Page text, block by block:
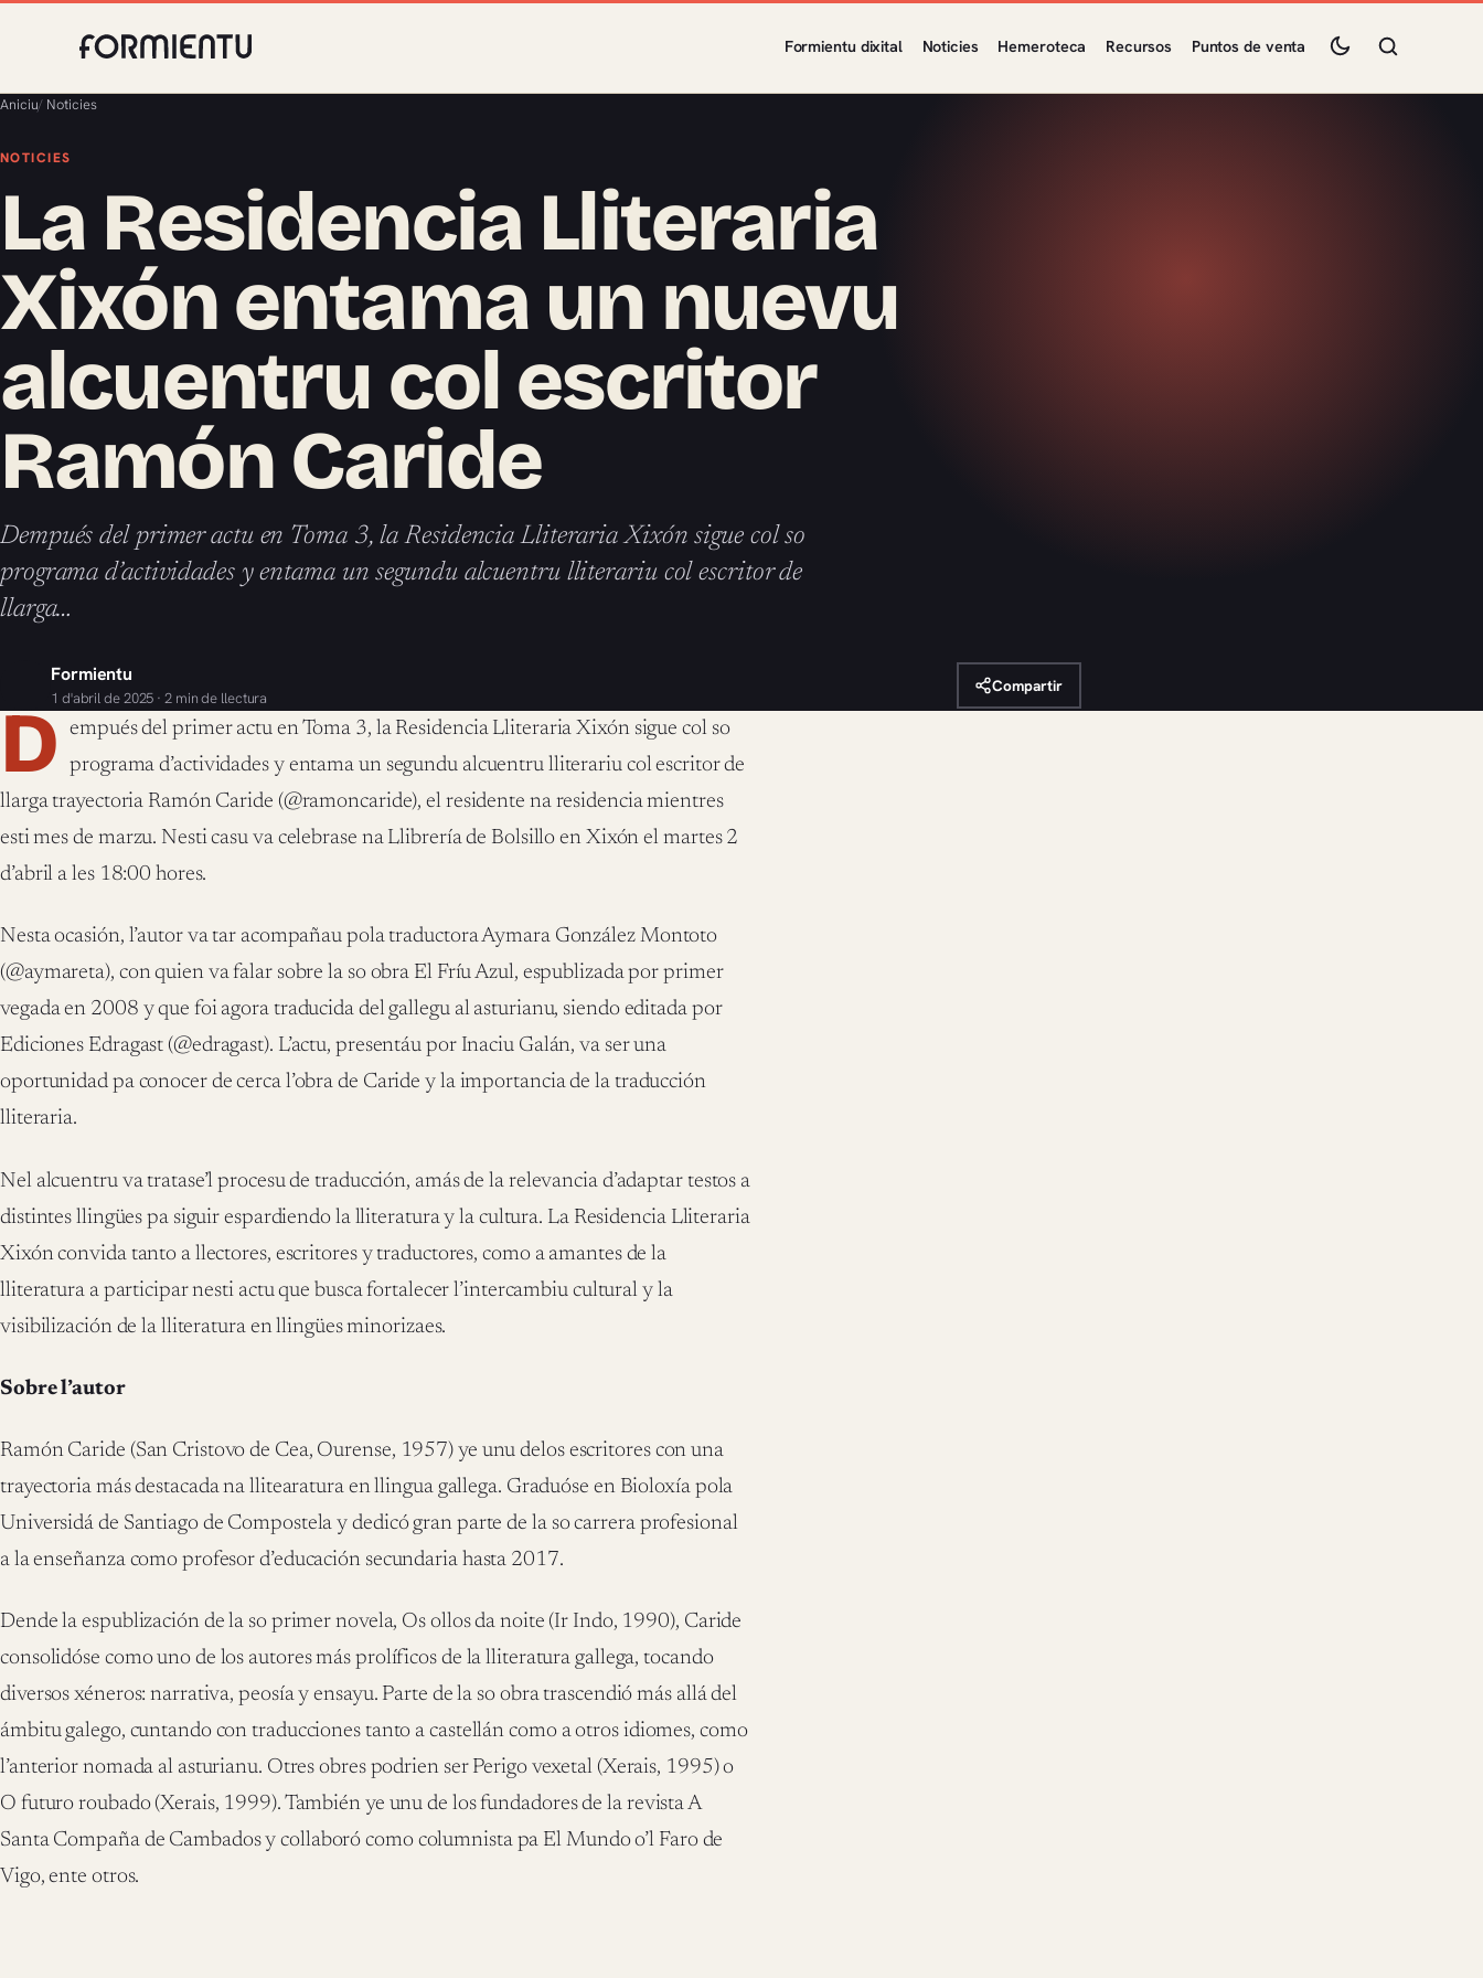
Formientu dixital Noticies Hemeroteca Recursos Puntos de venta
Aniciu/ Noticies
NOTICIES
La Residencia Lliteraria
Xixón entama un nuevu
alcuentru col escritor
Ramón Caride
Dempués del primer actu en Toma 3, la Residencia Lliteraria Xixón sigue col so
programa d’actividades y entama un segundu alcuentru lliterariu col escritor de
llarga…
Formientu
1 d'abril de 2025 · 2 min de llectura
Compartir
D empués del primer actu en Toma 3, la Residencia Lliteraria Xixón sigue col so
programa d’actividades y entama un segundu alcuentru lliterariu col escritor de
llarga trayectoria Ramón Caride (@ramoncaride), el residente na residencia mientres
esti mes de marzu. Nesti casu va celebrase na Llibrería de Bolsillo en Xixón el martes 2
d’abril a les 18:00 hores.
Nesta ocasión, l’autor va tar acompañau pola traductora Aymara González Montoto
(@aymareta), con quien va falar sobre la so obra El Fríu Azul, espublizada por primer
vegada en 2008 y que foi agora traducida del gallegu al asturianu, siendo editada por
Ediciones Edragast (@edragast). L’actu, presentáu por Inaciu Galán, va ser una
oportunidad pa conocer de cerca l’obra de Caride y la importancia de la traducción
lliteraria.
Nel alcuentru va tratase’l procesu de traducción, amás de la relevancia d’adaptar testos a
distintes llingües pa siguir espardiendo la lliteratura y la cultura. La Residencia Lliteraria
Xixón convida tanto a llectores, escritores y traductores, como a amantes de la
lliteratura a participar nesti actu que busca fortalecer l’intercambiu cultural y la
visibilización de la lliteratura en llingües minorizaes.
Sobre l’autor
Ramón Caride (San Cristovo de Cea, Ourense, 1957) ye unu delos escritores con una
trayectoria más destacada na llitearatura en llingua gallega. Graduóse en Bioloxía pola
Universidá de Santiago de Compostela y dedicó gran parte de la so carrera profesional
a la enseñanza como profesor d’educación secundaria hasta 2017.
Dende la espublización de la so primer novela, Os ollos da noite (Ir Indo, 1990), Caride
consolidóse como uno de los autores más prolíficos de la lliteratura gallega, tocando
diversos xéneros: narrativa, peosía y ensayu. Parte de la so obra trascendió más allá del
ámbitu galego, cuntando con traducciones tanto a castellán como a otros idiomes, como
l’anterior nomada al asturianu. Otres obres podrien ser Perigo vexetal (Xerais, 1995) o
O futuro roubado (Xerais, 1999). También ye unu de los fundadores de la revista A
Santa Compaña de Cambados y collaboró como columnista pa El Mundo o’l Faro de
Vigo, ente otros.